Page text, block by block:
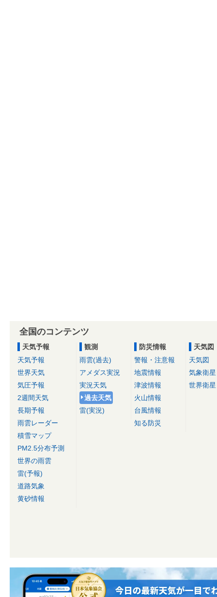
全国のコンテンツ
天気予報
天気予報
世界天気
気圧予報
2週間天気
長期予報
雨雲レーダー
積雪マップ
PM2.5分布予測
世界の雨雲
雷(予報)
道路気象
黄砂情報
観測
雨雲(過去)
アメダス実況
実況天気
過去天気
雷(実況)
防災情報
警報・注意報
地震情報
津波情報
火山情報
台風情報
知る防災
天気図
天気図
気象衛星
世界衛星